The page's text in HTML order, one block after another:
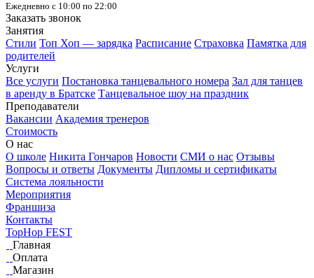
Ежедневно с 10:00 по 22:00
Заказать звонок
Занятия
Стили Топ Хоп — зарядка Расписание Страховка Памятка для
родителей
Услуги
Все услуги Постановка танцевального номера Зал для танцев
в аренду в Братске Танцевальное шоу на праздник
Преподаватели
Вакансии Академия тренеров
Стоимость
О нас
О школе Никита Гончаров Новости СМИ о нас Отзывы
Вопросы и ответы Документы Дипломы и сертификаты
Система лояльности
Мероприятия
Франшиза
Контакты
TopHop FEST
Главная
Оплата
Магазин